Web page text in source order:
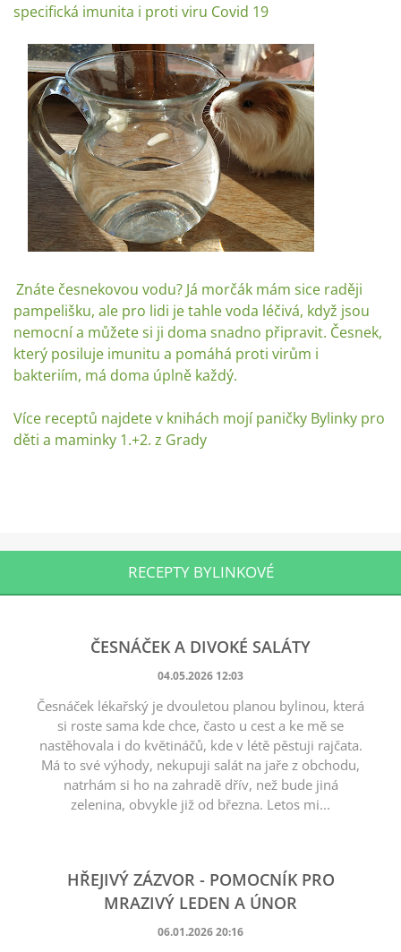
specifická imunita i proti viru Covid 19
Znáte česnekovou vodu? Já morčák mám sice raději
pampelišku, ale pro lidi je tahle voda léčivá, když jsou
nemocní a můžete si ji doma snadno připravit. Česnek,
který posiluje imunitu a pomáhá proti virům i
bakteriím, má doma úplně každý.
Více receptů najdete v knihách mojí paničky Bylinky pro
děti a maminky 1.+2. z Grady
RECEPTY BYLINKOVÉ
ČESNÁČEK A DIVOKÉ SALÁTY
04.05.2026 12:03
Česnáček lékařský je dvouletou planou bylinou, která
si roste sama kde chce, často u cest a ke mě se
nastěhovala i do květináčů, kde v létě pěstuji rajčata.
Má to své výhody, nekupuji salát na jaře z obchodu,
natrhám si ho na zahradě dřív, než bude jiná
zelenina, obvykle již od března. Letos mi...
HŘEJIVÝ ZÁZVOR - POMOCNÍK PRO
MRAZIVÝ LEDEN A ÚNOR
06.01.2026 20:16